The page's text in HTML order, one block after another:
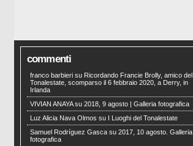
commenti
franco barbieri su Ricordando Francie Brolly, amico del
Tonalestate, scomparso il 6 febbraio 2020, a Derry, in
Irlanda
VIVIAN ANAYAsu 2018, 9 agosto | Galleria fotografica
Luz Alicia Nava Olmos su
I Luoghi del Tonalestate
Samuel Rodríguez Gasca su 2017, 10 agosto. Galleria
fotografica